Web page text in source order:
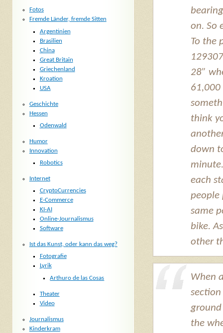
on. So
To the
28”
think
down
each
people
same
bike.
other
When
ground
the
Fotos
Fremde Länder, fremde Sitten
Argentinien
Brasilien
China
Great Britain
Griechenland
Kroation
USA
Geschichte
Hessen
Odenwald
Humor
Innovation
Robotics
Internet
CryptoCurrencies
E-Commerce
KI-AI
Online-Journalismus
Software
Ist das Kunst, oder kann das weg?
Fotografie
Lyrik
Arthuro de las Cosas
Theater
Video
Journalismus
Kinderkram